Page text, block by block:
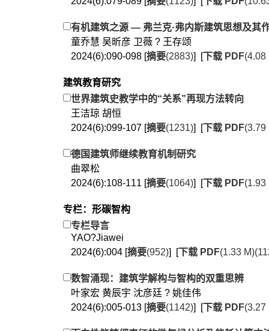
有机建筑之源 — 弗兰克·弗内斯建筑思想及其
童乔慧 吴昕彦 卫薇 ? 王存颂
2024(6):090-098 [摘要(2883)] [下载 PDF(4.08
建筑教育研究
世界建筑史教学中的“关系”再现方法转向
王洁琼 胡恒
2024(6):099-107 [摘要(1231)] [下载 PDF(3.79
德国建筑师继续教育机制研究
曲翠松
2024(6):108-111 [摘要(1064)] [下载 PDF(1.93
专栏：形碳智构
专栏导言
YAO?Jiawei
2024(6):004 [摘要(952)] [下载 PDF(1.33
数智涌现：建筑学解构与智构的双重思辨
叶家宏 黄辰宇 沈彦廷 ? 姚佳伟
2024(6):005-013 [摘要(1142)] [下载 PDF(3.27